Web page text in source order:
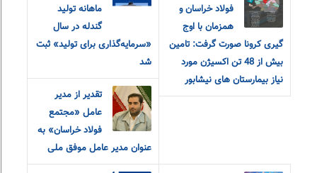
فولاد خراسان و
همزمان با اوج
گیری کرونا صورت گرفت: تامین
بیش از 48 تن اکسیژن مورد
نیاز بیمارستان های نیشابور
ماهانه تولید
گندله در سال
«سرمایه‌گذاری برای تولید» ثبت
شد
تقدیر از مدیر
عامل «مجتمع
فولاد خراسان» به
عنوان مدیر عامل موفق ملی